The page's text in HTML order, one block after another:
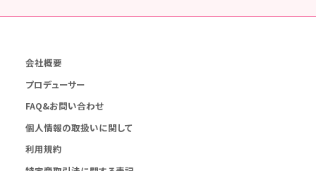
会社概要
プロデューサー
FAQ&お問い合わせ
個人情報の取扱いに関して
利用規約